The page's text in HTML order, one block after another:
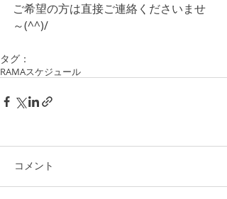
ご希望の方は直接ご連絡くださいませ
～(^^)/
タグ：
RAMAスケジュール
コメント